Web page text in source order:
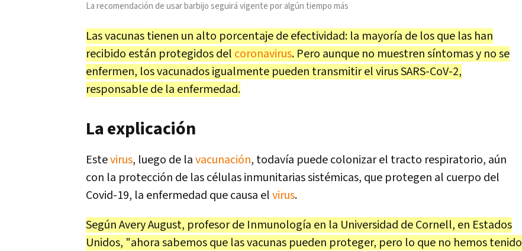
La recomendación de usar barbijo seguirá vigente por algún tiempo más
Las vacunas tienen un alto porcentaje de efectividad: la mayoría de los que las han
recibido están protegidos del coronavirus. Pero aunque no muestren síntomas y no se
enfermen, los vacunados igualmente pueden transmitir el virus SARS-CoV-2,
responsable de la enfermedad.
La explicación
Estevirus, luego de lavacunación, todavía puede colonizar el tracto respiratorio, aún
con la protección de las células inmunitarias sistémicas, que protegen al cuerpo del
Covid-19, la enfermedad que causa elvirus.
Según Avery August, profesor de Inmunología en la Universidad de Cornell, en Estados
Unidos, "ahora sabemos que las vacunas pueden proteger, pero lo que no hemos tenido